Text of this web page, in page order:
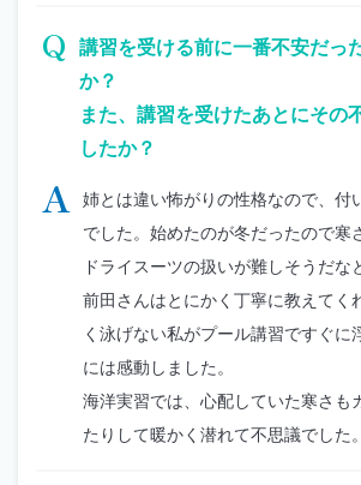
Q
講習を受ける前に一番不安だっ
か？
また、講習を受けたあとにその
したか？
A
姉とは違い怖がりの性格なので、付
でした。始めたのが冬だったので寒
ドライスーツの扱いが難しそうだな
前田さんはとにかく丁寧に教えてく
く泳げない私がプール講習ですぐに
には感動しました。
海洋実習では、心配していた寒さも
たりして暖かく潜れて不思議でした。